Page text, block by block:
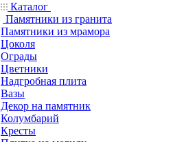
Каталог
Памятники из гранита
Памятники из мрамора
Цоколя
Ограды
Цветники
Надгробная плита
Вазы
Декор на памятник
Колумбарий
Кресты